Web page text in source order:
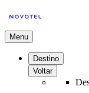
Menu
Destino
Voltar